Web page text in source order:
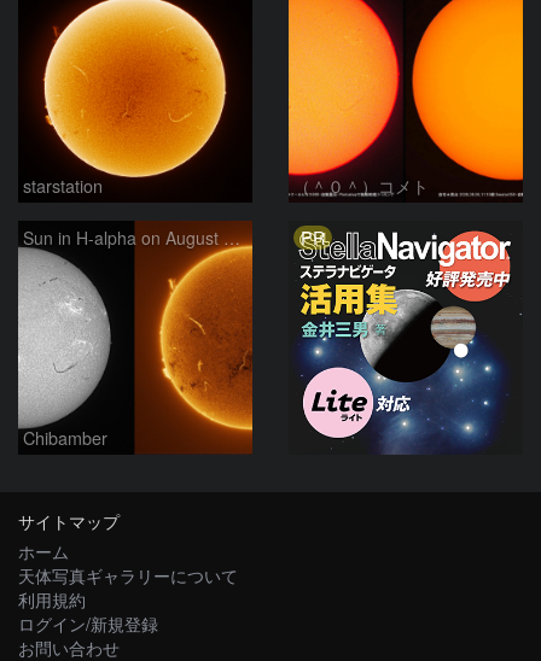
starstation （＾０＾）コメト
Sun in H-alpha on August 6, 2026
Chibamber
PR
サイトマップ
ホーム
天体写真ギャラリーについて
利用規約
ログイン/新規登録
お問い合わせ